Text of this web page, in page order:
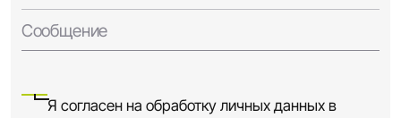
Сообщение
Я согласен на обработку личных данных в